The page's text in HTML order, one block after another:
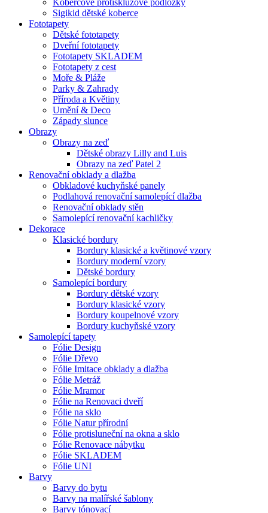
Sigikid dětské koberce
Fototapety
Dětské fototapety
Dveřní fototapety
Fototapety SKLADEM
Fototapety z cest
Moře & Pláže
Parky & Zahrady
Příroda a Květiny
Umění & Deco
Západy slunce
Obrazy
Obrazy na zeď
Dětské obrazy Lilly and Luis
Obrazy na zeď Patel 2
Renovační obklady a dlažba
Obkladové kuchyňské panely
Podlahová renovační samolepící dlažba
Renovační obklady stěn
Samolepící renovační kachličky
Dekorace
Klasické bordury
Bordury klasické a květinové vzory
Bordury moderní vzory
Dětské bordury
Samolepící bordury
Bordury dětské vzory
Bordury klasické vzory
Bordury koupelnové vzory
Bordury kuchyňské vzory
Samolepící tapety
Fólie Design
Fólie Dřevo
Fólie Imitace obklady a dlažba
Fólie Metráž
Fólie Mramor
Fólie na Renovaci dveří
Fólie na sklo
Fólie Natur přírodní
Fólie protisluneční na okna a sklo
Fólie Renovace nábytku
Fólie SKLADEM
Fólie UNI
Barvy
Barvy do bytu
Barvy na malířské šablony
Barvy tónovací